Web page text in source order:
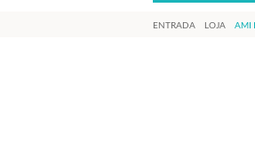
ENTRADA LOJA AMI